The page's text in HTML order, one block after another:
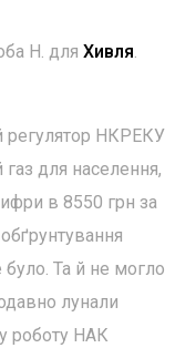
Н. для Хивля.
регулятор НКРЕКУ
газ для населення,
в 8550 грн за
Та й не могло
лунали
роботу НАК